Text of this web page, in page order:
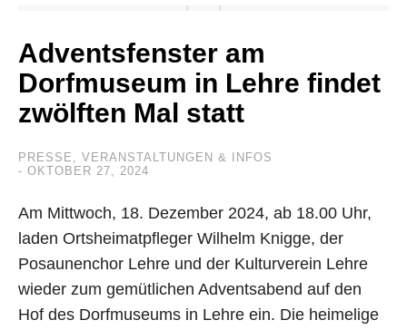
Adventsfenster am
Dorfmuseum in Lehre findet
zwölften Mal statt
PRESSE , VERANSTALTUNGEN & INFOS
OKTOBER 27, 2024
Am Mittwoch, 18. Dezember 2024, ab 18.00 Uhr,
laden Ortsheimatpfleger Wilhelm Knigge, der
Posaunenchor Lehre und der Kulturverein Lehre
wieder zum gemütlichen Adventsabend auf den
Hof des Dorfmuseums in Lehre ein. Die heimelige